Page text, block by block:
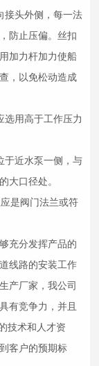
接头外侧，每一法
防止压偏。丝扣
加力杆加力使船
，以免松动造成
选用高于工作压力
于近水泵一侧，与
大口径处。
是阀门法兰或符
充分发挥产品的
线路的安装工作
产厂家，我公司
有竞争力，并且
技术和人才资
客户的预期标